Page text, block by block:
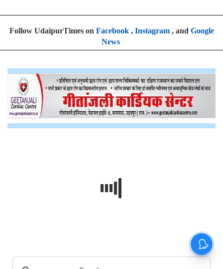
Follow UdaipurTimes on Facebook, Instagram, and Google
News